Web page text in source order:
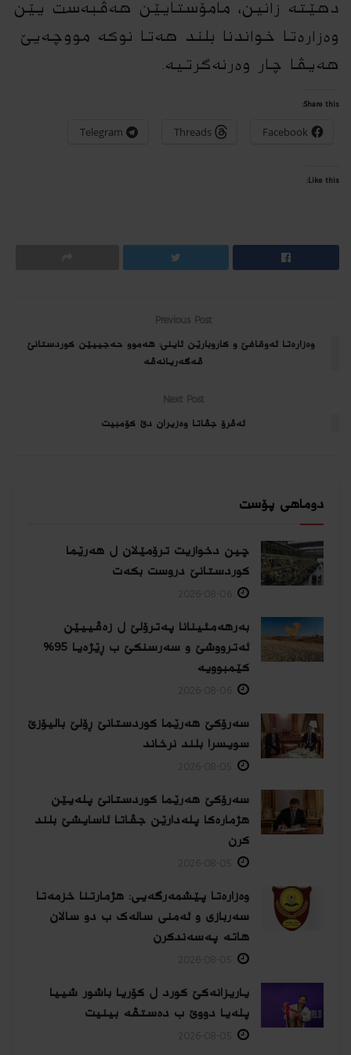
دهێتە زانین، مامۆستایێن هەڤبەست یێن
وەزارەتا خواندنا بلند هەتا نوكە مووچەیێ
هەیڤا چار وەرنەگرتیە.
Share this:
Facebook
Threads
Telegram
Like this:
Previous Post
وەزارەتا ئەوقافێ و کاروبارێن ئاینی: هەموو حەجییێن کوردستانێ
ڤەگەریانەڤە
Next Post
ئه‌ڤرۆ جڤاتا وەزیران دێ كۆمبیت
دوماهی پۆست
چین دخوازیت ترۆمێلان ل هەرێما
كوردستانێ دروست بكەت
بەرهەمئینانا په‌ترۆلێ ل زه‌ڤییێن
ئەترووشێ و سەرسنكێ ب ڕێژەیا 95%
كێمبوویە
سەرۆکێ هەرێما کوردستانێ ڕۆلێ بالیۆزێ
سویسرا بلند نرخاند
سەرۆکێ هەرێما کوردستانێ پلەیێن
هژمارەكا پلەدارێن جڤاتا ئاسایشێ بلند
كرن
وەزارەتا پێشمەرگەیی: هژمارتنا خزمەتا
سەربازی و ئەمنی سالەک ب دو سالان
هاتە پەسەندكرن
یاریزانەكێ کورد ل کۆریا باشور شییا
پلەیا دووێ ب دەستڤە بینیت